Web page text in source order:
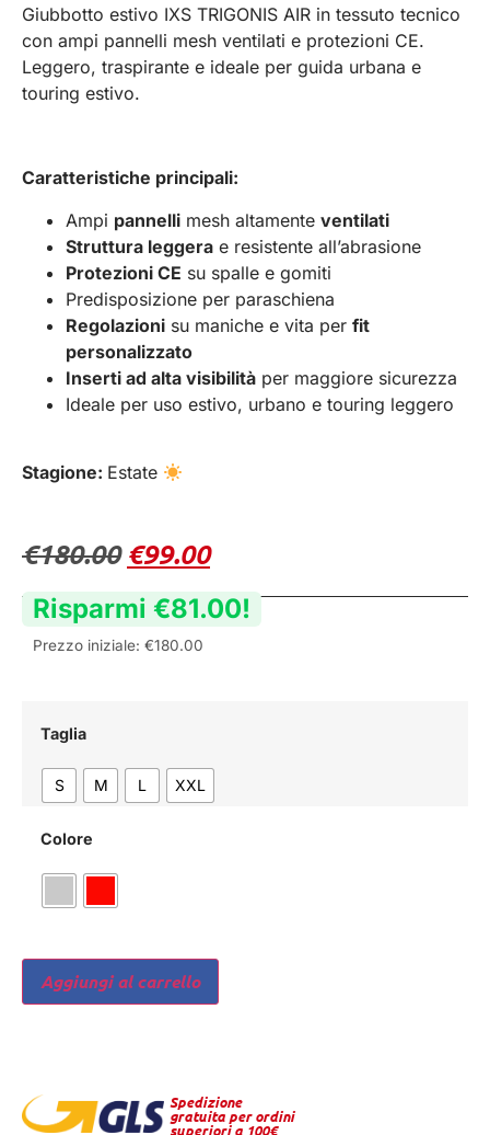
Giubbotto estivo IXS TRIGONIS AIR in tessuto tecnico
con ampi pannelli mesh ventilati e protezioni CE.
Leggero, traspirante e ideale per guida urbana e
touring estivo.
Caratteristiche principali:
Ampi pannelli mesh altamente ventilati
Struttura leggera e resistente all’abrasione
Protezioni CE su spalle e gomiti
Predisposizione per paraschiena
Regolazioni su maniche e vita per fit
personalizzato
Inserti ad alta visibilità per maggiore sicurezza
Ideale per uso estivo, urbano e touring leggero
Stagione: Estate
€180.00 €99.00
Risparmi €81.00!
Prezzo iniziale: €180.00
Taglia
S M L XXL
Colore
Aggiungi al carrello
Spedizione
gratuita per ordini
superiori a 100€